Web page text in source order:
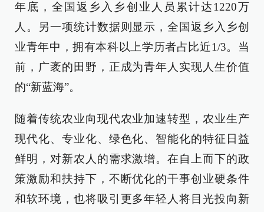
年底，全国返乡入乡创业人员累计达1220万
人。另一项统计数据则显示，全国返乡入乡创
业青年中，拥有本科以上学历者占比近1/3。当
前，广袤的田野，正成为青年人实现人生价值
的“新蓝海”。
随着传统农业向现代农业加速转型，农业生产
现代化、专业化、绿色化、智能化的特征日益
鲜明，对新农人的需求激增。在自上而下的政
策激励和扶持下，不断优化的干事创业硬条件
和软环境，也将吸引更多年轻人将目光投向新